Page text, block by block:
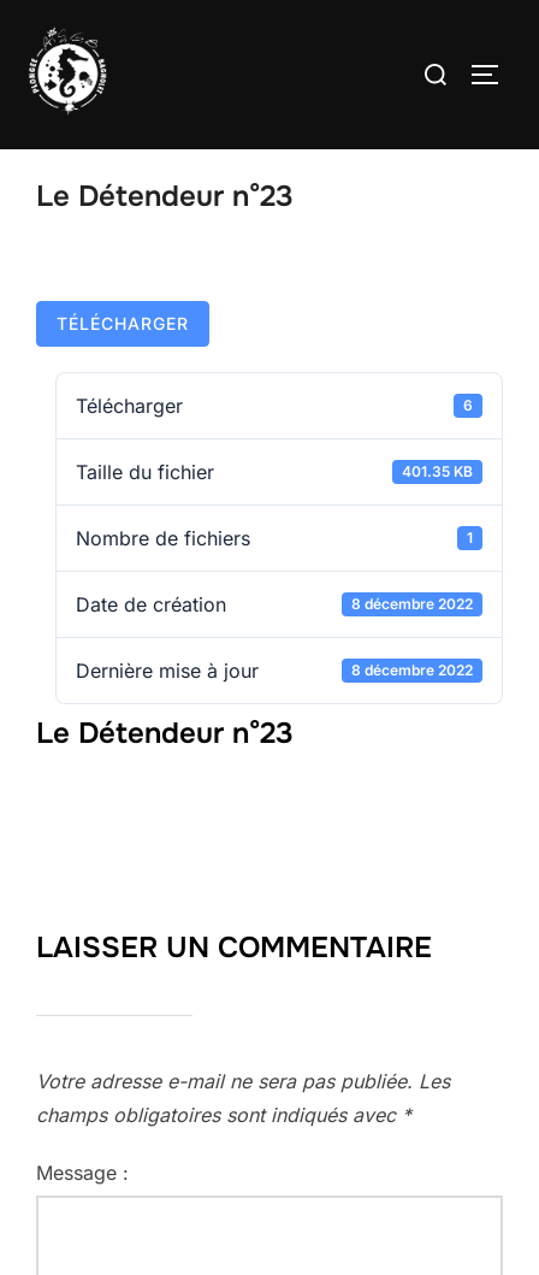
Le Détendeur n°23
TÉLÉCHARGER
Télécharger 6
Taille du fichier 401.35 KB
Nombre de fichiers 1
Date de création 8 décembre 2022
Dernière mise à jour 8 décembre 2022
Le Détendeur n°23
LAISSER UN COMMENTAIRE
Votre adresse e-mail ne sera pas publiée. Les
champs obligatoires sont indiqués avec *
Message :